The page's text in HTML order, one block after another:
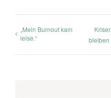
„Mein Burnout kam
leise.“
bleiben